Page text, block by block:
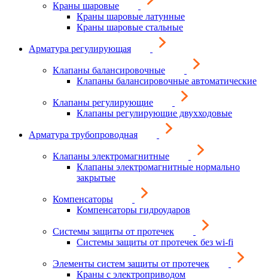
Краны шаровые
Краны шаровые латунные
Краны шаровые стальные
Арматура регулирующая
Клапаны балансировочные
Клапаны балансировочные автоматические
Клапаны регулирующие
Клапаны регулирующие двухходовые
Арматура трубопроводная
Клапаны электромагнитные
Клапаны электромагнитные нормально
закрытые
Компенсаторы
Компенсаторы гидроударов
Системы защиты от протечек
Системы защиты от протечек без wi-fi
Элементы систем защиты от протечек
Краны с электроприводом